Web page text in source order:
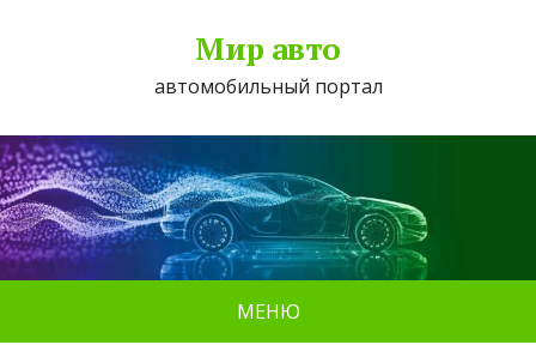
Мир авто
автомобильный портал
МЕНЮ